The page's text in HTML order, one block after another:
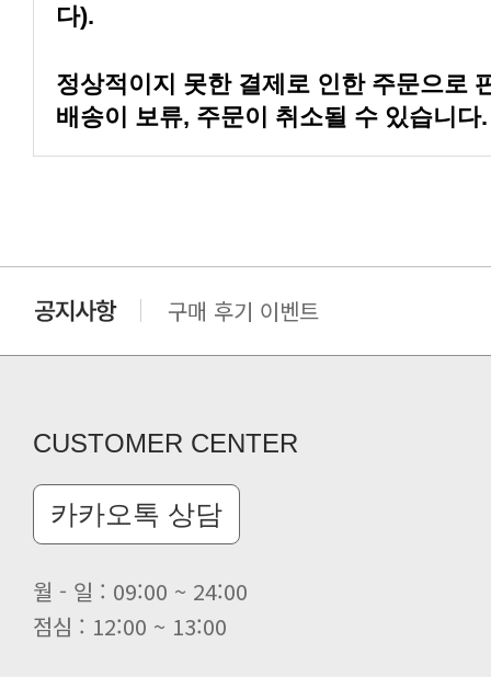
다).
배송이 보류, 주문이 취소될 수 있습니다.
클린 공장명 변경
CUSTOMER CENTER
카카오톡 상담
월 - 일 : 09:00 ~ 24:00
점심 : 12:00 ~ 13:00